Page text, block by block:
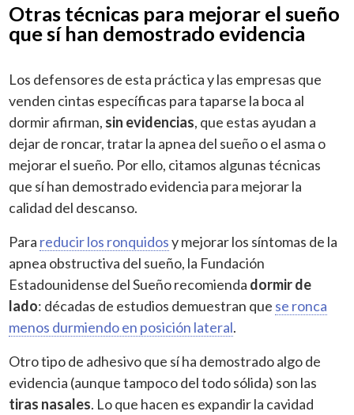
Otras técnicas para mejorar el sueño
que sí han demostrado evidencia
Los defensores de esta práctica y las empresas que
venden cintas específicas para taparse la boca al
dormir afirman, sin evidencias, que estas ayudan a
dejar de roncar, tratar la apnea del sueño o el asma o
mejorar el sueño. Por ello, citamos algunas técnicas
que sí han demostrado evidencia para mejorar la
calidad del descanso.
Para reducir los ronquidosy mejorar los síntomas de la
apnea obstructiva del sueño, la Fundación
Estadounidense del Sueño recomienda dormir de
lado: décadas de estudios demuestran que se ronca
menos durmiendo en posición lateral.
Otro tipo de adhesivo que sí ha demostrado algo de
evidencia (aunque tampoco del todo sólida) son las
tiras nasales. Lo que hacen es expandir la cavidad